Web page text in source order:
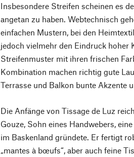
Insbesondere Streifen scheinen es
angetan zu haben. Webtechnisch
einfachen Mustern, bei den
jedoch vielmehr den Eindruck
Streifenmuster mit ihren frischen
Kombination machen richtig gute
Terrasse und Balkon bunte Akzente
Die Anfänge von Tissage de Luz
Gouze, Sohn eines Handwebers,
im Baskenland gründete. Er fertigt
„mantes à bœufs“, aber auch feine